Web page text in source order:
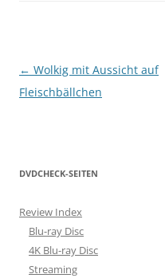
Beitragsnavigation
← Wolkig mit Aussicht auf
Fleischbällchen
DVDCHECK-SEITEN
Review Index
Blu-ray Disc
4K Blu-ray Disc
Streaming